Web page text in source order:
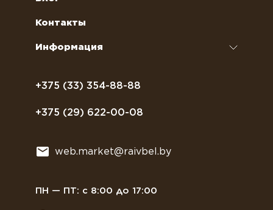
+375 (33) 354-88-88
+375 (29) 622-00-08
web.market@raivbel.by
ПН — ПТ: с 8:00 до 17:00
Курсы бариста
Условия доставки
Контакты
Информация
Договор оферты